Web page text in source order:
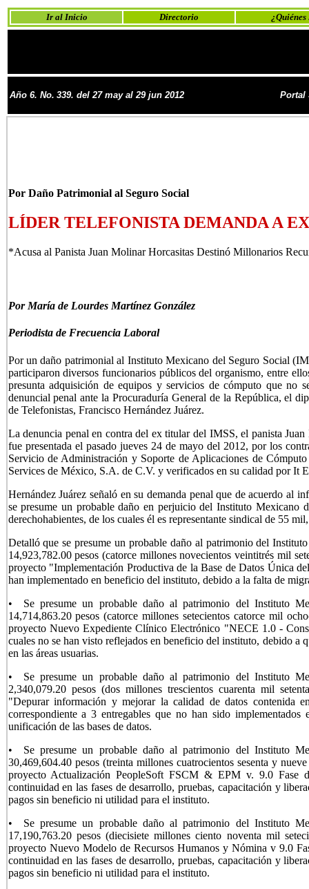
Ir al Inicio Directorio ¿Quiénes
Año 6. No. 339. del 27 may al 29 jun 2012 Portal
Por Daño Patrimonial al Seguro Social
LÍDER TELEFONISTA DEMANDA A
*Acusa al Panista Juan Molinar Horcasitas Destinó Millonarios
Por María de Lourdes Martínez González
Periodista de Frecuencia Laboral
Por un daño patrimonial al Instituto Mexicano del Seguro Social
participaron diversos funcionarios públicos del organismo, entre
presunta adquisición de equipos y servicios de cómputo que no
denuncial penal ante la Procuraduría General de la República, el
de Telefonistas, Francisco Hernández Juárez.
La denuncia penal en contra del ex titular del IMSS, el panista
fue presentada el pasado jueves 24 de mayo del 2012, por los
Servicio de Administración y Soporte de Aplicaciones de
Services de México, S.A. de C.V. y verificados en su calidad por It
Hernández Juárez señaló en su demanda penal que de acuerdo al
se presume un probable daño en perjuicio del Instituto Mexicano
derechohabientes, de los cuales él es representante sindical de 55
Detalló que se presume un probable daño al patrimonio del
14,923,782.00 pesos (catorce millones novecientos veintitrés mil
proyecto "Implementación Productiva de la Base de Datos Única
han implementado en beneficio del instituto, debido a la falta de
• Se presume un probable daño al patrimonio del Instituto
14,714,863.20 pesos (catorce millones setecientos catorce mil
proyecto Nuevo Expediente Clínico Electrónico "NECE 1.0 -
cuales no se han visto reflejados en beneficio del instituto, debido a
en las áreas usuarias.
• Se presume un probable daño al patrimonio del Instituto
2,340,079.20 pesos (dos millones trescientos cuarenta mil
"Depurar información y mejorar la calidad de datos contenida
correspondiente a 3 entregables que no han sido
unificación de las bases de datos.
• Se presume un probable daño al patrimonio del Instituto
30,469,604.40 pesos (treinta millones cuatrocientos sesenta y
proyecto Actualización PeopleSoft FSCM & EPM v. 9.0
continuidad en las fases de desarrollo, pruebas, capacitación y
pagos sin beneficio ni utilidad para el instituto.
• Se presume un probable daño al patrimonio del Instituto
17,190,763.20 pesos (diecisiete millones ciento noventa mil
proyecto Nuevo Modelo de Recursos Humanos y Nómina v 9.0
continuidad en las fases de desarrollo, pruebas, capacitación y
pagos sin beneficio ni utilidad para el instituto.